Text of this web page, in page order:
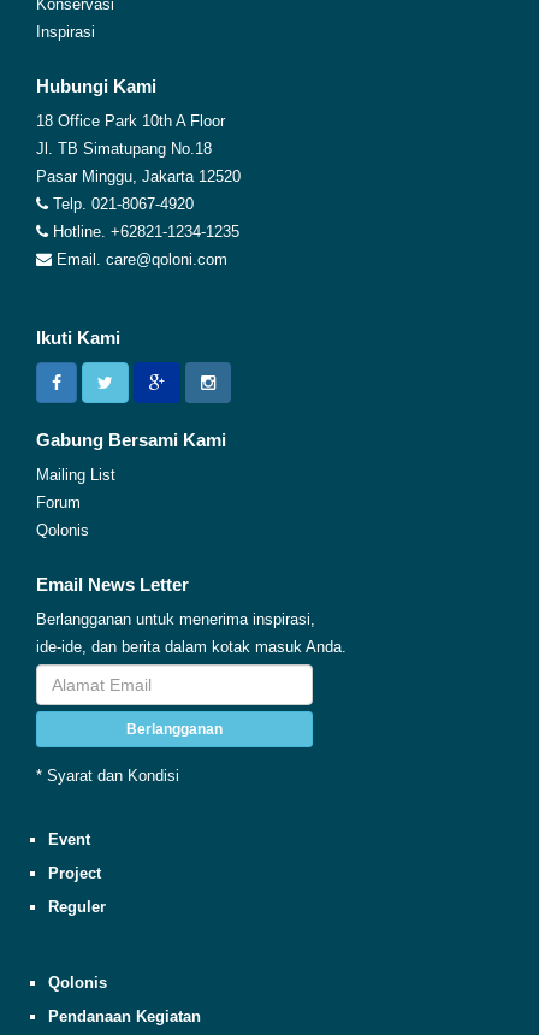
Konservasi
Inspirasi
Hubungi Kami
18 Office Park 10th A Floor
Jl. TB Simatupang No.18
Pasar Minggu, Jakarta 12520
Telp. 021-8067-4920
Hotline. +62821-1234-1235
Email. care@qoloni.com
Ikuti Kami
Gabung Bersami Kami
Mailing List
Forum
Qolonis
Email News Letter
Berlangganan untuk menerima inspirasi,
ide-ide, dan berita dalam kotak masuk Anda.
Berlangganan
* Syarat dan Kondisi
Event
Project
Reguler
Qolonis
Pendanaan Kegiatan